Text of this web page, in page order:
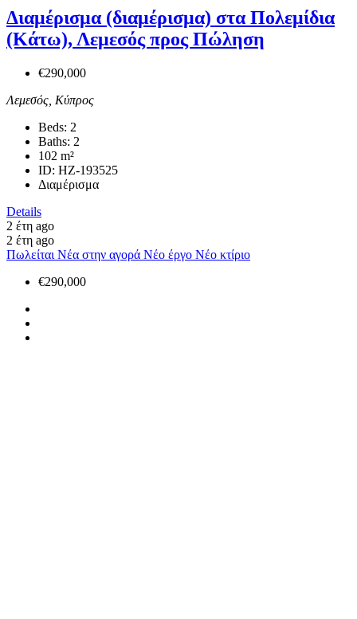
Διαμέρισμα (διαμέρισμα) στα Πολεμίδια
(Κάτω), Λεμεσός προς Πώληση
€290,000
Λεμεσός, Κύπρος
Beds: 2
Baths: 2
102 m²
ID: HZ-193525
Διαμέρισμα
Details
2 έτη ago
2 έτη ago
Πωλείται Νέα στην αγορά Νέο έργο Νέο κτίριο
€290,000